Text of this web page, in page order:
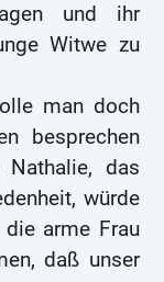
und ihr
Witwe zu
man doch
besprechen
das
würde
arme Frau
daß unser